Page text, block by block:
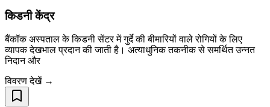
किडनी केंद्र
बैंकॉक अस्पताल के किडनी सेंटर में गुर्दे की बीमारियों वाले रोगियों के लिए
व्यापक देखभाल प्रदान की जाती है। अत्याधुनिक तकनीक से समर्थित उन्नत
निदान और
विवरण देखें →